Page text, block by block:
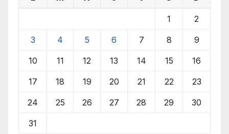
1 2
3 4 5 6 7 8 9
10 11 12 13 14 15 16
17 18 19 20 21 22 23
24 25 26 27 28 29 30
31